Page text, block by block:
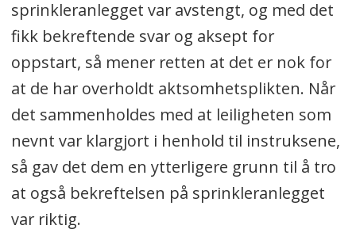
sprinkleranlegget var avstengt, og med det
fikk bekreftende svar og aksept for
oppstart, så mener retten at det er nok for
at de har overholdt aktsomhetsplikten. Når
det sammenholdes med at leiligheten som
nevnt var klargjort i henhold til instruksene,
så gav det dem en ytterligere grunn til å tro
at også bekreftelsen på sprinkleranlegget
var riktig.